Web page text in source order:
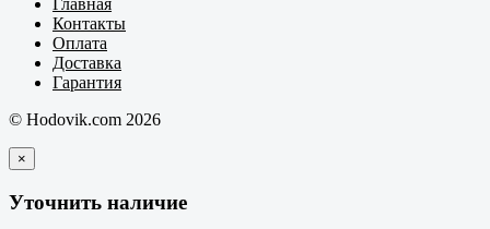
Главная
Контакты
Оплата
Доставка
Гарантия
© Hodovik.com 2026
×
Уточнить наличие